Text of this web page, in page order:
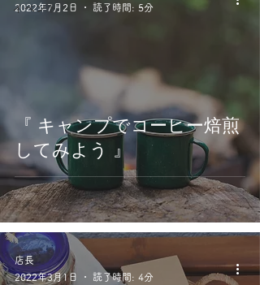
イベント
『 キャンプでコーヒー焙煎
してみよう 』
2022年7月2日
読了時間: 5分
店長
2022年3月1日
読了時間: 4分